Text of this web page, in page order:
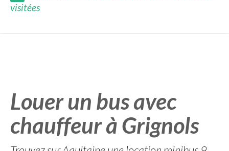
visitées
Louer un bus avec
chauffeur à Grignols